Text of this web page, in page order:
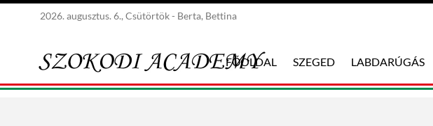
2026. augusztus. 6., Csütörtök - Berta, Bettina
FŐOLDAL SZEGED LABDARÚGÁS